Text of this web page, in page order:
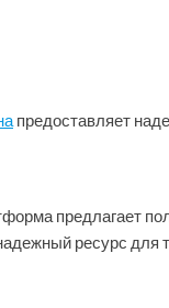
предоставляет
предлагает
ресурс для